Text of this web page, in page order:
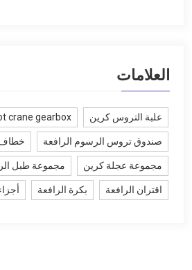
العلامات
علبة التروس كرين crane gearbox
صندوق تروس الرسوم الرافعة خطاف
مجموعة عجلة كرين مجموعة طبل
اقتران الرافعة بكرة الرافعة